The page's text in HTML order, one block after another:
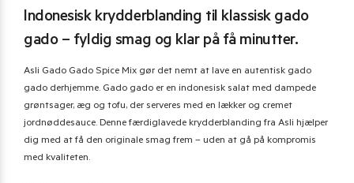
Indonesisk krydderblanding til klassisk gado
gado – fyldig smag og klar på få minutter.
Asli Gado Gado Spice Mix gør det nemt at lave en autentisk gado
gado derhjemme. Gado gado er en indonesisk salat med dampede
grøntsager, æg og tofu, der serveres med en lækker og cremet
jordnøddesauce. Denne færdiglavede krydderblanding fra Asli hjælper
dig med at få den originale smag frem – uden at gå på kompromis
med kvaliteten.